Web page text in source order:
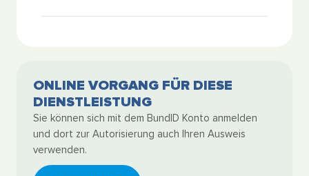
ONLINE VORGANG FÜR DIESE
DIENSTLEISTUNG
Sie können sich mit dem BundID Konto anmelden
und dort zur Autorisierung auch Ihren Ausweis
verwenden.